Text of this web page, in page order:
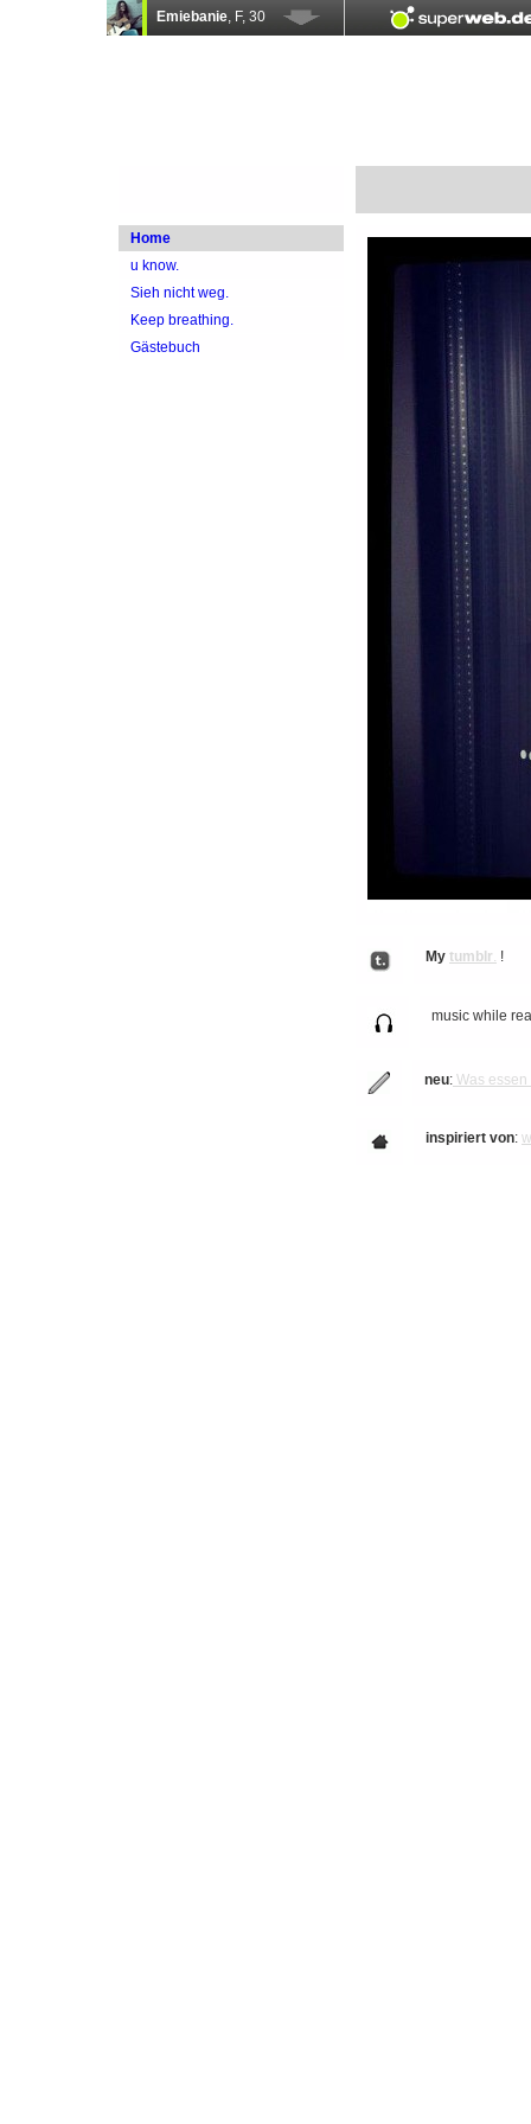
Home
u know.
Sieh nicht weg.
Keep breathing.
Gästebuch
My tumblr. !
music while
neu: Was
inspiriert von: